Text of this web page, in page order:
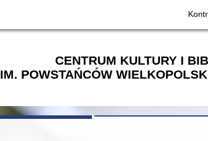
CENTRUM KULTURY I
IM. POWSTAŃCÓW